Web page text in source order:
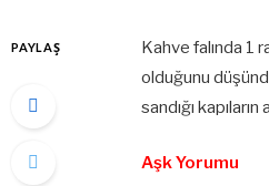
PAYLAŞ
Kahve falında 1
olduğunu
sandığı
Aşk Yorumu